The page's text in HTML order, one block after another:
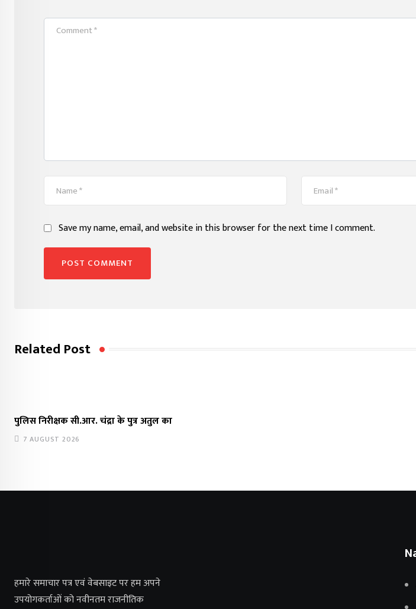
Save my name, email, and website in this browser for the next time I comment.
Related Post
पुलिस निरीक्षक सी.आर. चंद्रा के पुत्र अतुल का
7 AUGUST 2026
हमारे समाचार पत्र एवं वेबसाइट पर हम अपने
उपयोगकर्ताओं को नवीनतम राजनीतिक